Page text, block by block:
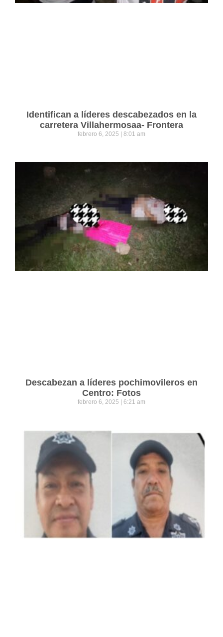
Identifican a líderes descabezados en la
carretera Villahermosaa- Frontera
febrero 6, 2025 8:01 am
Descabezan a líderes pochimovileros en
Centro: Fotos
febrero 6, 2025 6:21 am